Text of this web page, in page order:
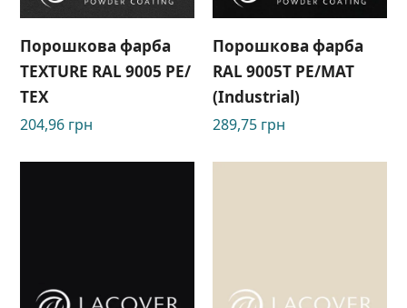
Порошкова фарба
TEXTURE RAL 9005 РЕ/
ТЕХ
204,96 грн
Порошкова фарба
RAL 9005Т РЕ/МАТ
(Industrial)
289,75 грн